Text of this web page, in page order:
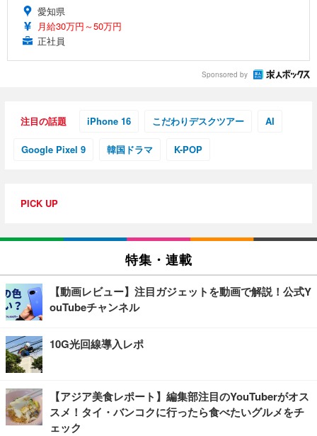
愛知県
月給30万円～50万円
正社員
Sponsored by
注目の話題 iPhone 16 こだわりデスクツアー AI
Google Pixel 9 韓国ドラマ K-POP
PICK UP
特集・連載
【動画レビュー】注目ガジェットを動画で解説！公式Y
ouTubeチャンネル
10G光回線導入レポ
【アジア美食レポート】編集部注目のYouTuberがオス
スメ！タイ・バンコクに行ったら食べたいグルメをチ
ェック